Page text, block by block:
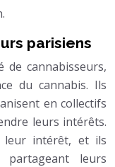
parisiens
de cannabisseurs,
du cannabis. Ils
en collectifs
leurs intérêts.
leur intérêt, et ils
leurs